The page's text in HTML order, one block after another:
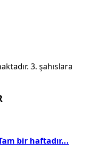
3. şahıslara
bir haftadır...